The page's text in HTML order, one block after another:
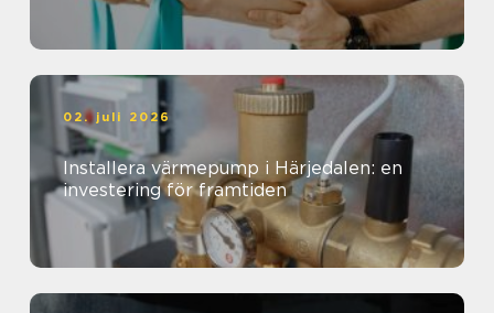
02. juli 2026
Installera värmepump i Härjedalen: en
investering för framtiden